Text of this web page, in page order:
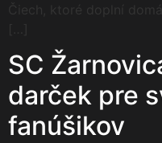
Čiech, ktoré doplní
SC
darček pre
fanúšikov